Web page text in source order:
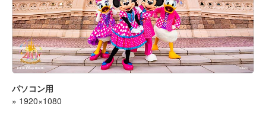
パソコン用
» 1920×1080